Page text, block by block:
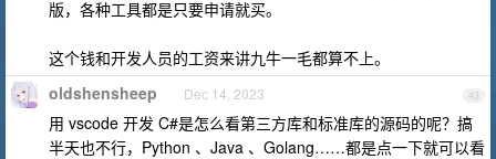
版，各种工具都是只要申请就买。
这个钱和开发人员的工资来讲九牛一毛都算不上。
43
oldshensheep Dec 14, 2023
用 vscode 开发 C#是怎么看第三方库和标准库的源码的呢？搞
半天也不行，Python 、Java 、Golang……都是点一下就可以看